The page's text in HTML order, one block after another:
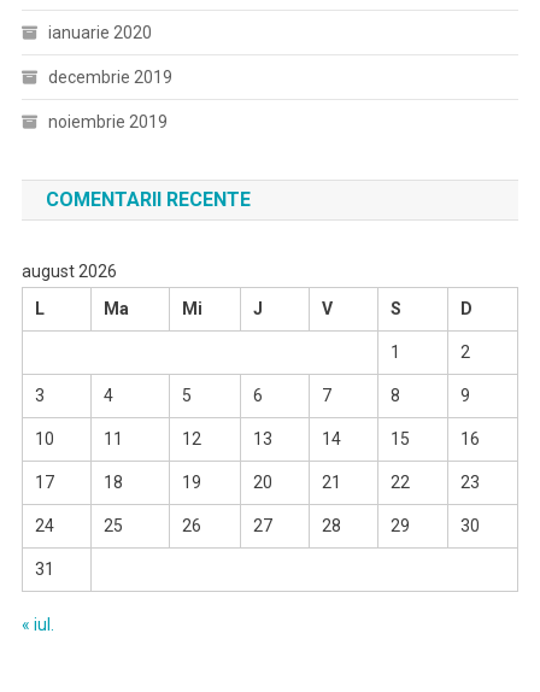
ianuarie 2020
decembrie 2019
noiembrie 2019
COMENTARII RECENTE
august 2026
L
Ma Mi J V S D
1 2
3 4 5 6 7 8 9
10 11 12 13 14 15 16
17 18 19 20 21 22 23
24 25 26 27 28 29 30
31
« iul.